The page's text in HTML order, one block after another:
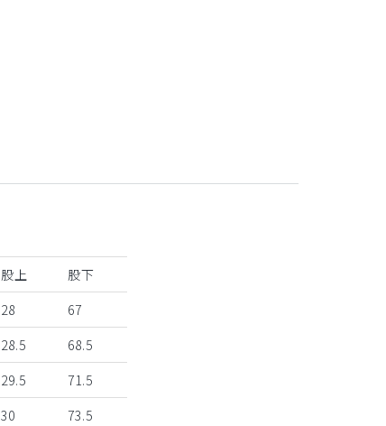
股上
股下
28
67
28.5
68.5
29.5
71.5
30
73.5